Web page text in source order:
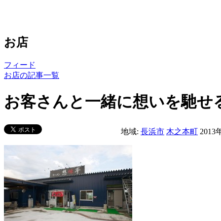
お店
フィード
お店の記事一覧
お客さんと一緒に想いを馳せ
地域: 長浜市 木之本町 2013